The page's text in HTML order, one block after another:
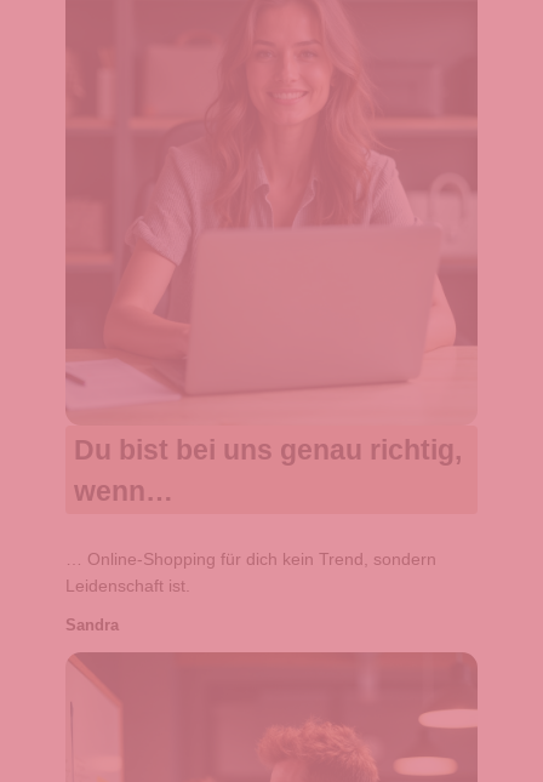
Du bist bei uns genau richtig,
wenn…
… Online-Shopping für dich kein Trend, sondern
Leidenschaft ist.
Sandra